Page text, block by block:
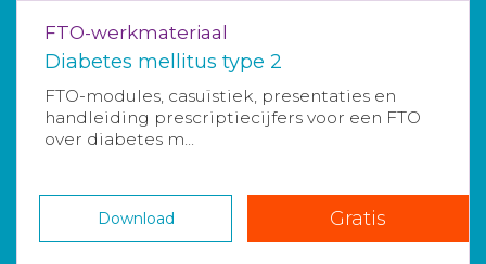
FTO-werkmateriaal
Diabetes mellitus type 2
FTO-modules, casuïstiek, presentaties en
handleiding prescriptiecijfers voor een FTO
over diabetes m...
Download Gratis